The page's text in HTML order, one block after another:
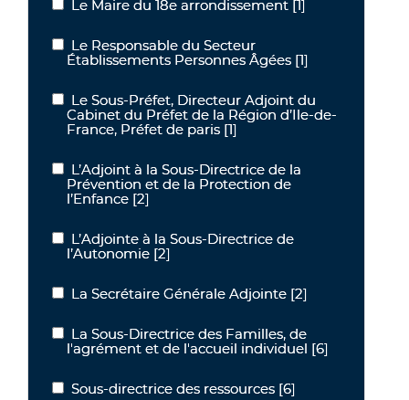
Le Maire du 18e arrondissement
Le Maire du 18e arrondissement [1]
Le Responsable du Secteur Établissements Personnes Âgées
Le Responsable du Secteur
Établissements Personnes Âgées [1]
Le Sous-Préfet, Directeur Adjoint du Cabinet du Préfet de la
Le Sous-Préfet, Directeur Adjoint du
Cabinet du Préfet de la Région d’Ile-de-
France, Préfet de paris [1]
L’Adjoint à la Sous-Directrice de la Prévention et de la Protection
L’Adjoint à la Sous-Directrice de la
Prévention et de la Protection de
l’Enfance [2]
L’Adjointe à la Sous-Directrice de l’Autonomie
L’Adjointe à la Sous-Directrice de
l’Autonomie [2]
La Secrétaire Générale Adjointe
La Secrétaire Générale Adjointe [2]
La Sous-Directrice des Familles, de l'agrément et de l'accueil
La Sous-Directrice des Familles, de
l'agrément et de l'accueil individuel [6]
Sous-directrice des ressources
Sous-directrice des ressources [6]